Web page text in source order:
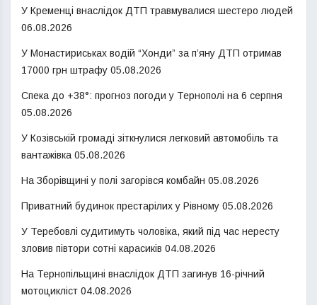
У Кременці внаслідок ДТП травмувалися шестеро людей
06.08.2026
У Монастириськах водій “Хонди” за п’яну ДТП отримав
17000 грн штрафу 05.08.2026
Спека до +38°: прогноз погоди у Тернополі на 6 серпня
05.08.2026
У Козівській громаді зіткнулися легковий автомобіль та
вантажівка 05.08.2026
На Зборівщині у полі загорівся комбайн 05.08.2026
Приватний будинок престарілих у Рівному 05.08.2026
У Теребовлі судитимуть чоловіка, який під час нересту
зловив півтори сотні карасиків 04.08.2026
На Тернопільщині внаслідок ДТП загинув 16-річний
мотоцикліст 04.08.2026